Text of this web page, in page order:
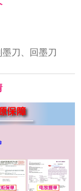
刀、回墨刀